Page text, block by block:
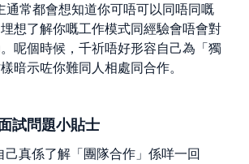
通常都會想知道你可唔可以同唔同嘅
想了解你嘅工作模式同經驗會唔會對
呢個時候，千祈唔好形容自己為「獨
暗示咗你難同人相處同合作。
試問題小貼士
己真係了解「團隊合作」係咩一回